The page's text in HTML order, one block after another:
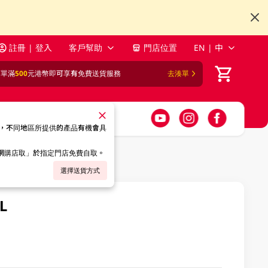
註冊 | 登入 客戶幫助 門店位置 EN | 中
滿500元港幣即可享有免費送貨服務 去湊單
不同地區所提供的產品有機會具
店取」於指定門店免費自取。
選擇送貨方式